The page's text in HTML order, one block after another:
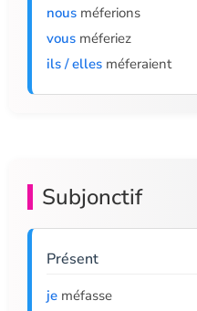
nous méferions
vous méferiez
ils / elles méferaient
Subjonctif
Présent
je méfasse